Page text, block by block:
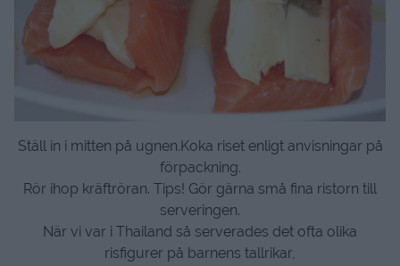
Ställ in i mitten på ugnen.Koka riset enligt anvisningar på
förpackning.
Rör ihop kräftröran. Tips! Gör gärna små fina ristorn till
serveringen.
När vi var i Thailand så serverades det ofta olika
risfigurer på barnens tallrikar,